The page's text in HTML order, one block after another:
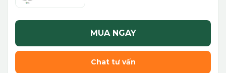
MUA NGAY
Chat tư vấn